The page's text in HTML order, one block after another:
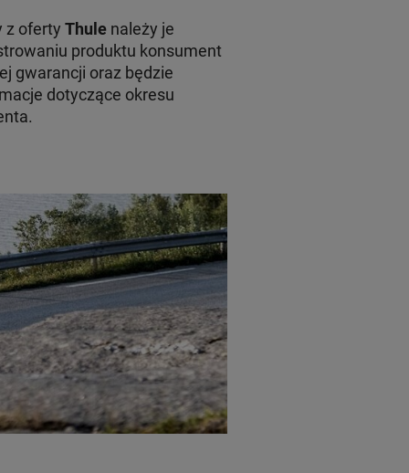
z oferty Thulenależy je
produktu konsument
gwarancji oraz będzie
dotyczące okresu